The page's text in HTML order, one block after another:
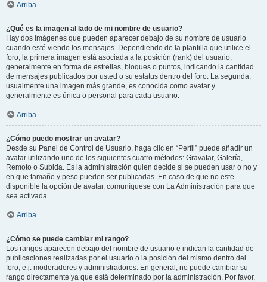
Arriba
¿Qué es la imagen al lado de mi nombre de usuario?
Hay dos imágenes que pueden aparecer debajo de su nombre de usuario
cuando esté viendo los mensajes. Dependiendo de la plantilla que utilice el
foro, la primera imagen está asociada a la posición (rank) del usuario,
generalmente en forma de estrellas, bloques o puntos, indicando la cantidad
de mensajes publicados por usted o su estatus dentro del foro. La segunda,
usualmente una imagen más grande, es conocida como avatar y
generalmente es única o personal para cada usuario.
Arriba
¿Cómo puedo mostrar un avatar?
Desde su Panel de Control de Usuario, haga clic en “Perfil” puede añadir un
avatar utilizando uno de los siguientes cuatro métodos: Gravatar, Galería,
Remoto o Subida. Es la administración quien decide si se pueden usar o no y
en que tamaño y peso pueden ser publicadas. En caso de que no este
disponible la opción de avatar, comuníquese con La Administración para que
sea activada.
Arriba
¿Cómo se puede cambiar mi rango?
Los rangos aparecen debajo del nombre de usuario e indican la cantidad de
publicaciones realizadas por el usuario o la posición del mismo dentro del
foro, e.j. moderadores y administradores. En general, no puede cambiar su
rango directamente ya que está determinado por la administración. Por favor,